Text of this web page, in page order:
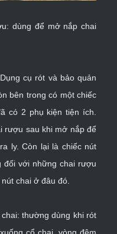
dùng để mở nắp chai
cụ rót và bảo quản
bên trong có một chiếc
có 2 phụ kiện tiện ích.
rượu sau khi mở nắp để
ly. Còn lại là chiếc nút
đối với những chai rượu
chai ở đâu đó.
thường dùng khi rót
cổ chai, vòng đệm